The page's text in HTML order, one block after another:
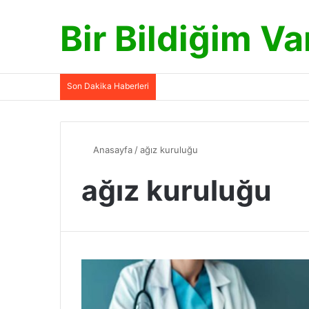
Bir Bildiğim
Son Dakika Haberleri
Anasayfa /ağız kuruluğu
ağız kuruluğu